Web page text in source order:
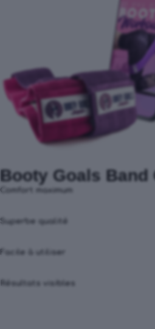
Booty Goals Band
Comfort maximum
Superbe qualité
Facile à utiliser
Résultats visibles